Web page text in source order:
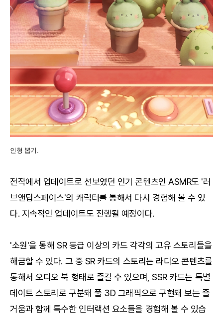
인형 뽑기.
전작에서 업데이트로 선보였던 인기 콘텐츠인 ASMR도 '러
브앤딥스페이스'의 캐릭터를 통해서 다시 경험해 볼 수 있
다. 지속적인 업데이트도 진행될 예정이다.
'소원'을 통해 SR 등급 이상의 카드 각각의 고유 스토리들을
해금할 수 있다. 그 중 SR 카드의 스토리는 라디오 콘텐츠를
통해서 오디오 북 형태로 즐길 수 있으며, SSR 카드는 특별
데이트 스토리로 구분돼 풀 3D 그래픽으로 구현돼 보는 즐
거움과 함께 특수한 인터랙션 요소들을 경험해 볼 수 있습